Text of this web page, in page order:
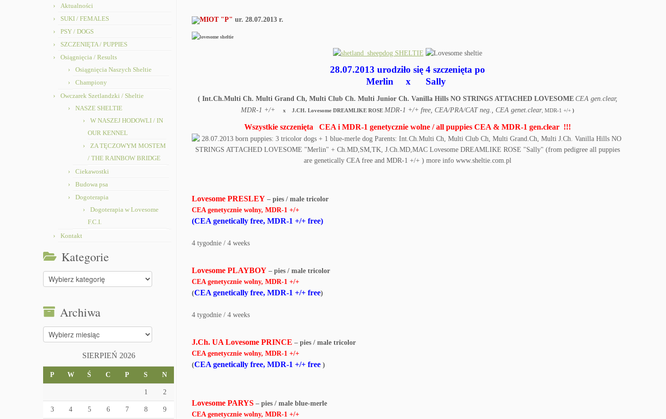
Aktualności
SUKI / FEMALES
PSY / DOGS
SZCZENIĘTA / PUPPIES
Osiągnięcia / Results
Osiągnięcia Naszych Sheltie
Championy
Owczarek Szetlandzki / Sheltie
NASZE SHELTIE
W NASZEJ HODOWLI / IN
OUR KENNEL
ZA TĘCZOWYM MOSTEM
/ THE RAINBOW BRIDGE
Ciekawostki
Budowa psa
Dogoterapia
Dogoterapia w Lovesome
F.C.I.
Kontakt
Kategorie
Kategorie
Archiwa
Archiwa
SIERPIEŃ 2026
P W Ś C P S N
1 2
3 4 5 6 7 8 9
MIOT "P" ur. 28.07.2013 r.
28.07.2013 urodziło się 4 szczenięta po
Merlin
x Sally
( Int.Ch.Multi Ch. Multi Grand Ch, Multi Club Ch. Multi Junior Ch. Vanilla Hills NO STRINGS ATTACHED LOVESOME CEA gen.clear,
MDR-1 +/+
x J.CH. Lovesome DREAMLIKE ROSE MDR-1 +/+ free, CEA/PRA/CAT neg., CEA genet.clear, MDR-1 +/+ )
Wszystkie szczenięta CEA i MDR-1 genetycznie wolne / all puppies CEA & MDR-1 gen.clear !!!
Lovesome PRESLEY – pies / male tricolor
CEA genetycznie wolny, MDR-1 +/+
(CEA genetically free, MDR-1 +/+ free)
4 tygodnie / 4 weeks
Lovesome PLAYBOY – pies / male tricolor
CEA genetycznie wolny, MDR-1 +/+
(CEA genetically free, MDR-1 +/+ free)
4 tygodnie / 4 weeks
J.Ch. UA Lovesome PRINCE – pies / male tricolor
CEA genetycznie wolny, MDR-1 +/+
(CEA genetically free, MDR-1 +/+ free )
Lovesome PARYS – pies / male blue-merle
CEA genetycznie wolny, MDR-1 +/+